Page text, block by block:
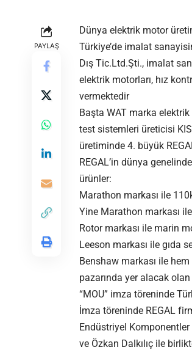
PAYLAŞ
Dünya elektrik motor
Türkiye’de imalat
Dış Tic.Ltd.Şti., imalat
elektrik motorları, hız
vermektedir
Başta WAT marka
test sistemleri üreticisi
üretiminde 4. büyük
REGAL’in dünya
ürünler:
Marathon markası ile
Yine Marathon markası
Rotor markası ile marin
Leeson markası ile gıda
Benshaw markası ile
pazarında yer alacak olan
“MOU” imza töreninde
İmza töreninde REGAL
Endüstriyel
ve Özkan Dalkılıç ile